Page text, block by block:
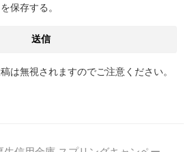
保存する。
は無視されますのでご注意ください。